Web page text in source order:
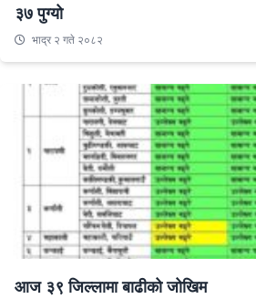
३७ पुग्यो
भाद्र २ गते २०८२
आज ३९ जिल्लामा बाढीको जोखिम